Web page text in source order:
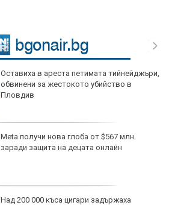
Оставиха в ареста петимата тийнейджъри,
обвинени за жестокото убийство в
Пловдив
Meta получи нова глоба от $567 млн.
заради защита на децата онлайн
Над 200 000 къса цигари задържаха